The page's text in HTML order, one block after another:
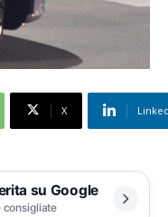
X
su Google
consigliate